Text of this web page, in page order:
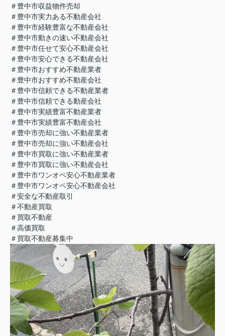
＃豊中市収益物件売却
＃豊中市実力ある不動産会社
＃豊中市経験豊富な不動産会社
＃豊中市動きの速い不動産会社
＃豊中市任せて安心不動産会社
＃豊中市安心できる不動産会社
＃豊中市おすすめ不動産業者
＃豊中市おすすめ不動産会社
＃豊中市信頼できる不動産業者
＃豊中市信頼できる動産会社
＃豊中市実績豊富不動産業者
＃豊中市実績豊富不動産会社
＃豊中市売却に強い不動産業者
＃豊中市売却に強い不動産会社
＃豊中市買取に強い不動産業者
＃豊中市買取に強い不動産会社
＃豊中市ワンオペ安心不動産業者
＃豊中市ワンオペ安心不動産会社
＃安全な不動産取引
＃不動産買取
＃買取不動産
＃高価買取
＃買取不動産募集中